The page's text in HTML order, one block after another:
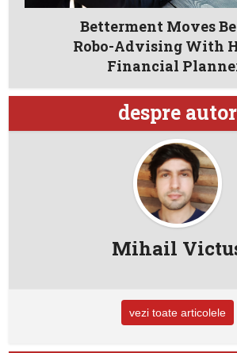
Betterment Moves
Robo-Advising With
Financial
despre autor
Mihail
vezi toate articolele